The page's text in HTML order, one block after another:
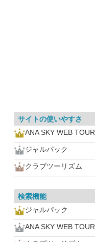
サイトの使いやすさ
ANA SKY WEB TOUR
ジャルパック
クラブツーリズム
検索機能
ジャルパック
ANA SKY WEB TOUR